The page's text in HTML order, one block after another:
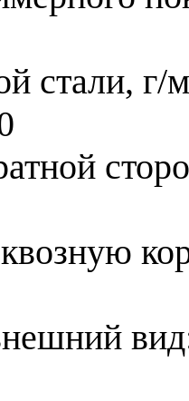
стали, г/